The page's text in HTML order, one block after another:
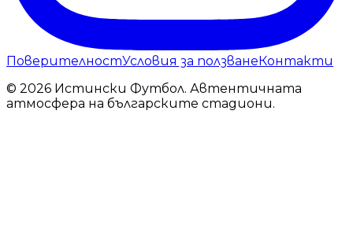
ПоверителностУсловия за ползванеКонтакти
© 2026 Истински Футбол. Автентичната
атмосфера на българските стадиони.